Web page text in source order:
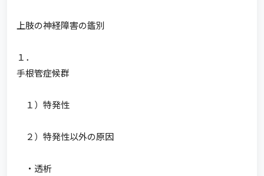
上肢の神経障害の鑑別
１．
手根管症候群
１）特発性
２）特発性以外の原因
・透析